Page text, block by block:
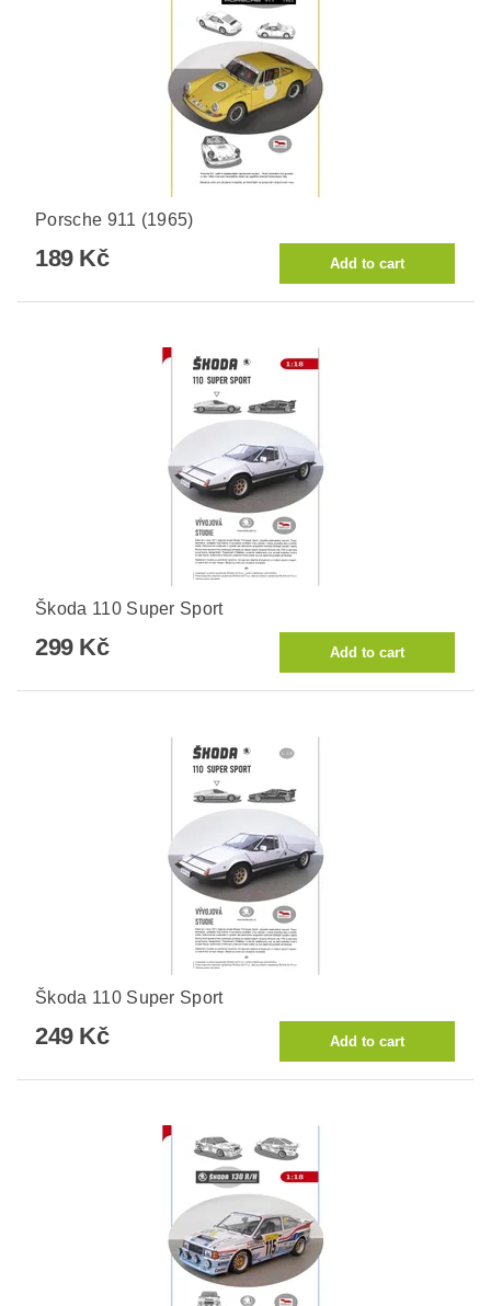
Porsche 911 (1965)
189 Kč
Škoda 110 Super Sport
299 Kč
Škoda 110 Super Sport
249 Kč